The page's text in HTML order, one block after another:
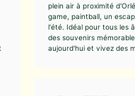
plein air à proximité
game, paintball, un
l'été. Idéal pour tous les
des souvenirs
aujourd'hui et vivez des